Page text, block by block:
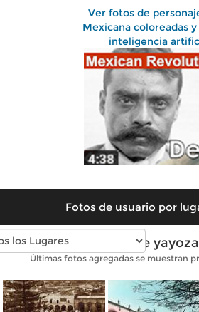
Ver fotos de
Mexicana coloreadas
inteligencia
Fotos de usuario por
Fotos de
Últimas fotos agregadas se muestran